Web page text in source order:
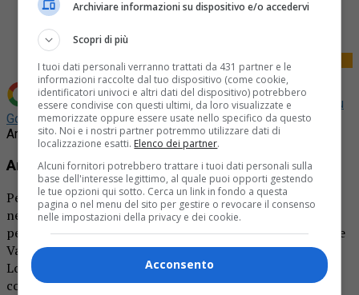
Tweet
Aggiungi La Provincia di Biella come Fonte preferita su
Google
Arpa Piemonte: domani allerta arancione
Arpa Piemonte: domani allerta arancione
Per domani previste piogge moderate diffuse, più intense
nella seconda parte della giornata su tutta la fascia
pedemontana alpina. Picchi più elevati attesi su Val Sesia e
Valli di Lanzo. Quota neve sui 1900-2100 metri.
Localmente a quote inferiori di 200-300 metri in
corrispondenza dei rovesci più intensi e delle valli più
Archiviare informazioni su dispositivo e/o accedervi
Scopri di più
I tuoi dati personali verranno trattati da 431 partner e le
informazioni raccolte dal tuo dispositivo (come cookie,
identificatori univoci e altri dati del dispositivo) potrebbero
essere condivise con questi ultimi, da loro visualizzate e
memorizzate oppure essere usate nello specifico da questo
sito. Noi e i nostri partner potremmo utilizzare dati di
localizzazione esatti. Elenco dei partner.
Alcuni fornitori potrebbero trattare i tuoi dati personali sulla
base dell'interesse legittimo, al quale puoi opporti gestendo
le tue opzioni qui sotto. Cerca un link in fondo a questa
pagina o nel menu del sito per gestire o revocare il consenso
nelle impostazioni della privacy e dei cookie.
Acconsento